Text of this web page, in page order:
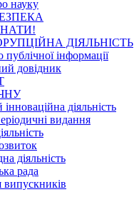
науку
ДІЯЛЬНІСТЬ
публічної інформації
довідник
діяльність
видання
діяльність
рада
випускників